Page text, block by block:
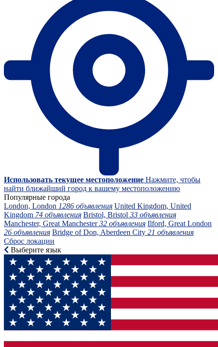
Использовать текущее местоположение Нажмите, чтобы
найти ближайший город к вашему местоположению
Популярные города
London, London 1286 объявления United Kingdom, United
Kingdom 74 объявления Bristol, Bristol 33 объявления
Manchester, Great Manchester32 объявления Ilford, Great London
26 объявления Bridge of Don, Aberdeen City 21 объявления
Сброс локации
Выберите язык